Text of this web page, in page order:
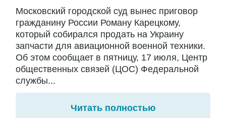
Московский городской суд вынес приговор
гражданину России Роману Карецкому,
который собирался продать на Украину
запчасти для авиационной военной техники.
Об этом сообщает в пятницу, 17 июля, Центр
общественных связей (ЦОС) Федеральной
службы...
Читать полностью